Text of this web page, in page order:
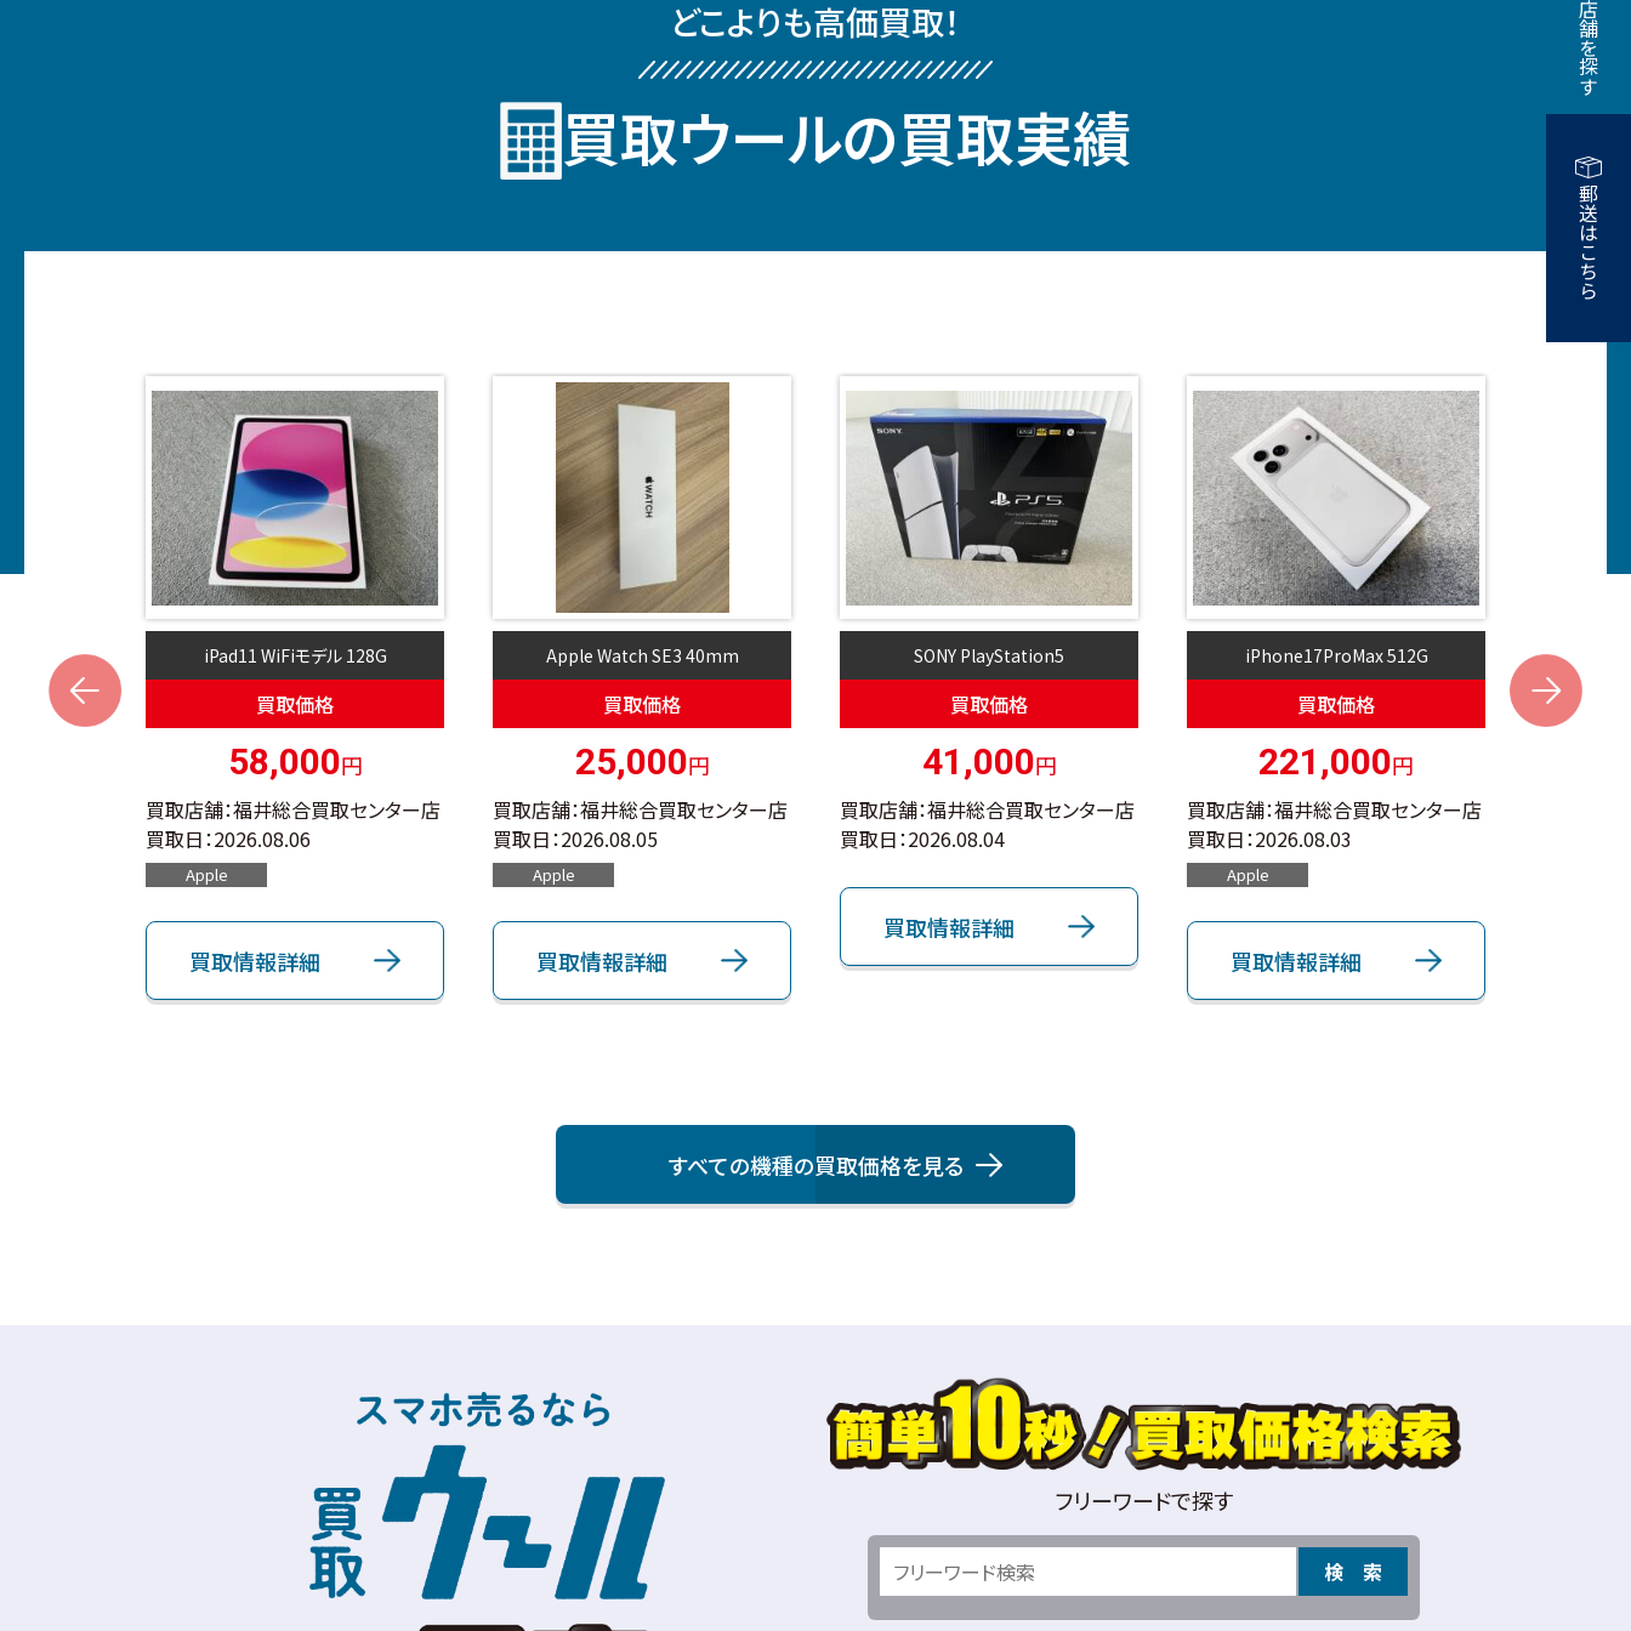
郵送はこちら
どこよりも⾼価買取！
買取ウールの買取実績
iPad11 WiFiモデル 128G
買取価格
58,000円
買取店舗：福井総合買取センター店
買取日：2026.08.06
Apple
買取情報詳細
Apple Watch SE3 40mm
買取価格
25,000円
買取店舗：福井総合買取センター店
買取日：2026.08.05
Apple
買取情報詳細
SONY PlayStation5
買取価格
41,000円
買取店舗：福井総合買取センター店
買取日：2026.08.04
買取情報詳細
iPhone17ProMax 512G
買取価格
221,000円
買取店舗：福井総合買取センター店
買取日：2026.08.03
Apple
買取情報詳細
すべての機種の買取価格を⾒る
フリーワードで探す
検 索